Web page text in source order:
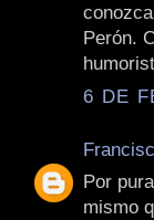
Perón.
6 DE
Por
mismo